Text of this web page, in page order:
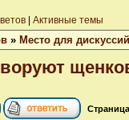
Активные темы
» Место для дискуссий
Страница